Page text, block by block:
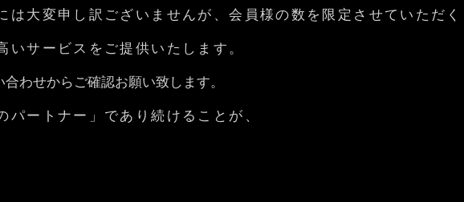
は大変申し訳ございませんが、会員様の数を限定させていただく
いサービスをご提供いたします。
わせからご確認お願い致します。
パートナー」であり続けることが、